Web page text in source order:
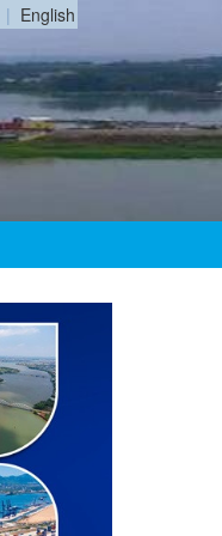
English